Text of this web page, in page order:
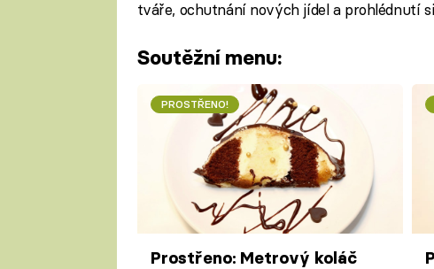
tváře, ochutnání nových jídel a prohlédnutí
Soutěžní menu:
PROSTŘENO!
Prostřeno: Metrový koláč